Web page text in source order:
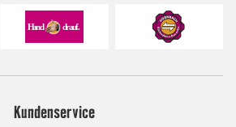
Kundenservice